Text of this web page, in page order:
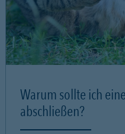
Warum sollte ich
abschließen?